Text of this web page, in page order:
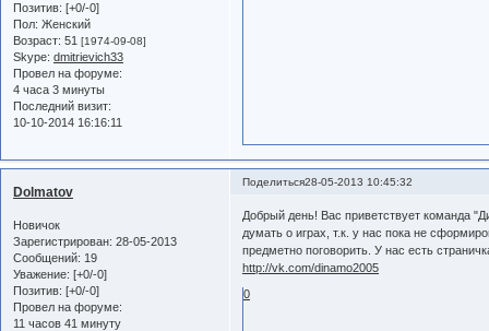
Позитив: [+0/-0]
Пол: Женский
Возраст: 51 [1974-09-08]
Skype: dmitrievich33
Провел на форуме:
4 часа 3 минуты
Последний визит:
10-10-2014 16:16:11
Поделиться28-05-2013 10:45:32
Dolmatov
Новичок
Зарегистрирован: 28-05-2013
Сообщений: 19
Уважение: [+0/-0]
Позитив: [+0/-0]
Провел на форуме:
11 часов 41 минуту
Добрый день! Вас приветствует команда
думать о играх, т.к. у нас пока не
предметно поговорить. У нас есть
http://vk.com/dinamo2005
0